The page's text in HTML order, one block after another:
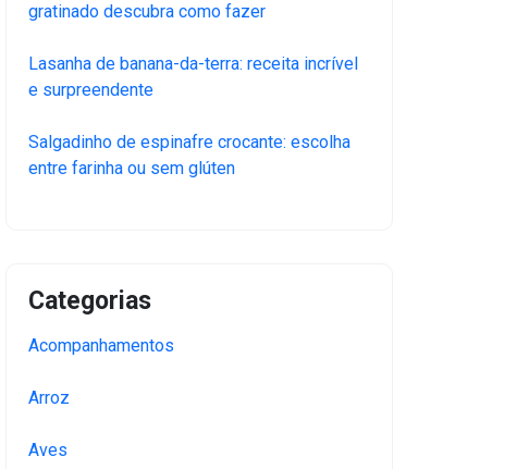
gratinado descubra como fazer
Lasanha de banana-da-terra: receita incrível
e surpreendente
Salgadinho de espinafre crocante: escolha
entre farinha ou sem glúten
Categorias
Acompanhamentos
Arroz
Aves